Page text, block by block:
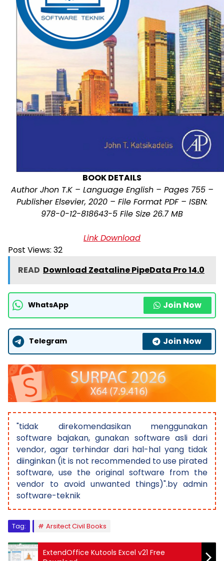
BOOK DETAILS
Author Jhon T.K – Language English – Pages 755 –
Publisher Elsevier, 2020 – File Format PDF – ISBN:
978-0-12-818643-5 File Size 26.7 MB
Link Download
Post Views: 32
READ Download Zeataline PipeData Pro 14.0
WhatsApp Join Now
Telegram Join Now
"tidak direkomendasikan menggunakan
software bajakan, gunakan software asli dari
vendor, agar terhindar dari hal-hal yang tidak
diinginkan (it is not recommended to use pirated
software, use the original software from the
vendor to avoid unwanted things)".by admin
software-teknik
Tag: Arsitect Civil Books
ExtendOffice Kutools Excel v21 Free